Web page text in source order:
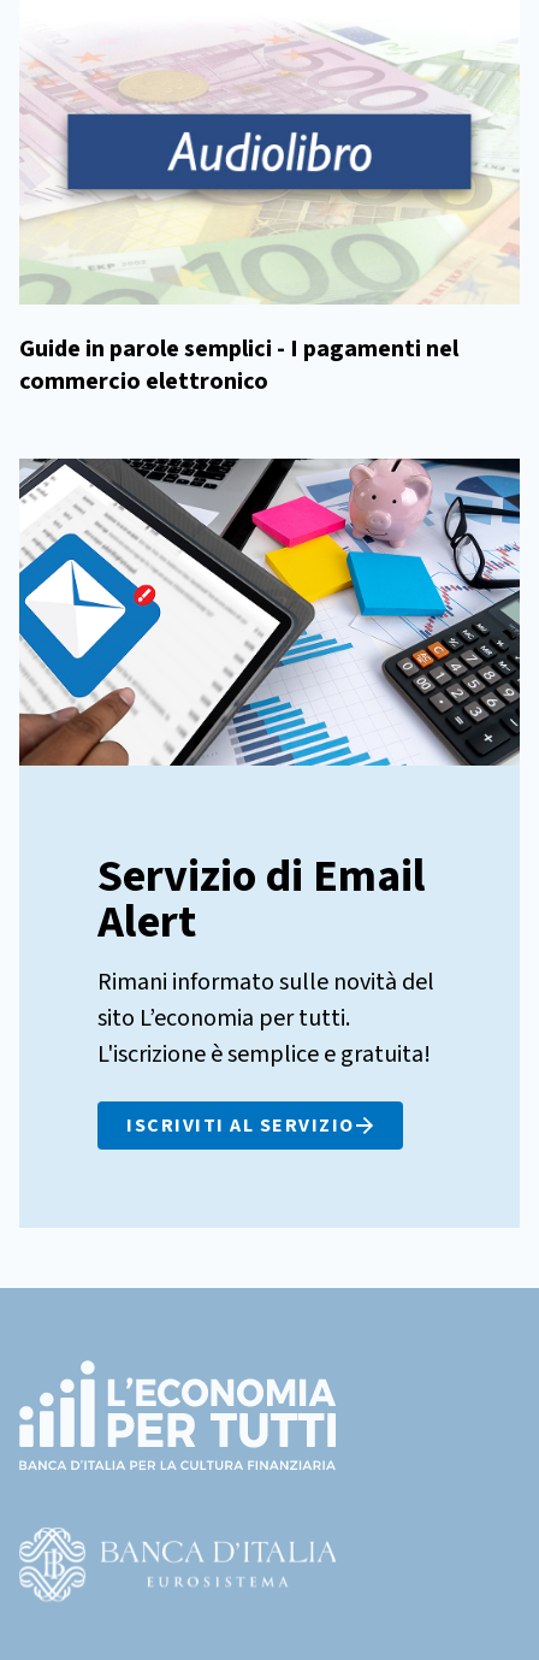
Guide in parole semplici - I pagamenti nel
commercio elettronico
Servizio di Email
Alert
Rimani informato sulle novità del
sito L’economia per tutti.
L'iscrizione è semplice e gratuita!
ISCRIVITI AL SERVIZIO
page)